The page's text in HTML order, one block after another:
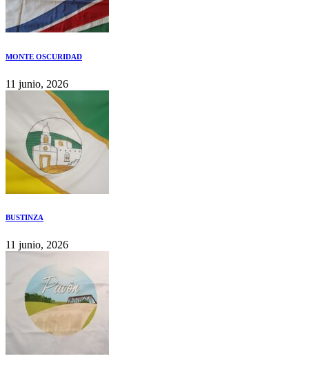
MONTE OSCURIDAD
11 junio, 2026
BUSTINZA
11 junio, 2026